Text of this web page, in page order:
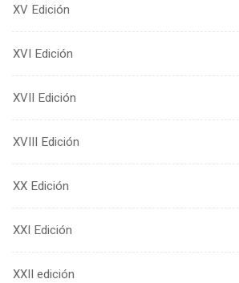
XV Edición
XVI Edición
XVII Edición
XVIII Edición
XX Edición
XXI Edición
XXII edición